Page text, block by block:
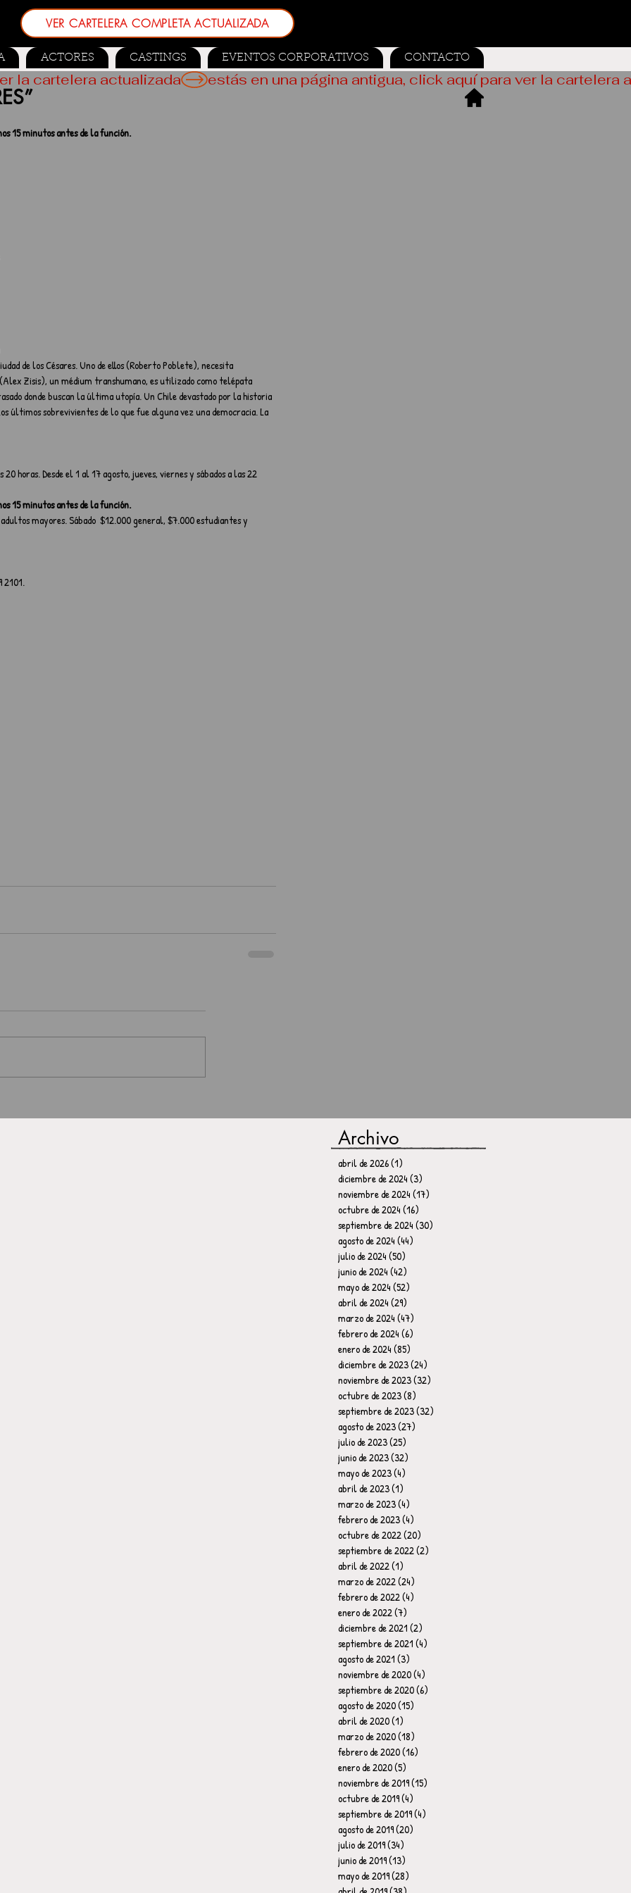
VER CARTELERA COMPLETA ACTUALIZADA
ACTORES CASTINGS EVENTOS CORPORATIVOS CONTACTO
15 minutos antes de la función.
de los Césares. Uno de ellos (Roberto Poblete), necesita
Zisis), un médium transhumano, es utilizado como telépata
donde buscan la última utopía. Un Chile devastado por la historia
últimos sobrevivientes de lo que fue alguna vez una democracia. La
horas. Desde el 1 al 17 agosto, jueves, viernes y sábados a las 22
15 minutos antes de la función.
mayores. Sábado  $12.000 general, $7.000 estudiantes y
2101.
la cartelera actualizada
Archivo
abril de 2026(1)
diciembre de 2024(3)
noviembre de 2024(17)
octubre de 2024(16)
septiembre de 2024(30)
agosto de 2024(44)
julio de 2024(50)
junio de 2024(42)
mayo de 2024(52)
abril de 2024(29)
marzo de 2024(47)
febrero de 2024(6)
enero de 2024(85)
diciembre de 2023(24)
noviembre de 2023(32)
octubre de 2023(8)
septiembre de 2023(32)
agosto de 2023(27)
julio de 2023(25)
junio de 2023(32)
mayo de 2023(4)
abril de 2023(1)
marzo de 2023(4)
febrero de 2023(4)
octubre de 2022(20)
septiembre de 2022(2)
abril de 2022(1)
marzo de 2022(24)
febrero de 2022(4)
enero de 2022(7)
diciembre de 2021(2)
septiembre de 2021(4)
agosto de 2021(3)
noviembre de 2020(4)
septiembre de 2020(6)
agosto de 2020(15)
abril de 2020(1)
marzo de 2020(18)
febrero de 2020(16)
enero de 2020(5)
noviembre de 2019(15)
octubre de 2019(4)
septiembre de 2019(4)
agosto de 2019(20)
julio de 2019(34)
junio de 2019(13)
mayo de 2019(28)